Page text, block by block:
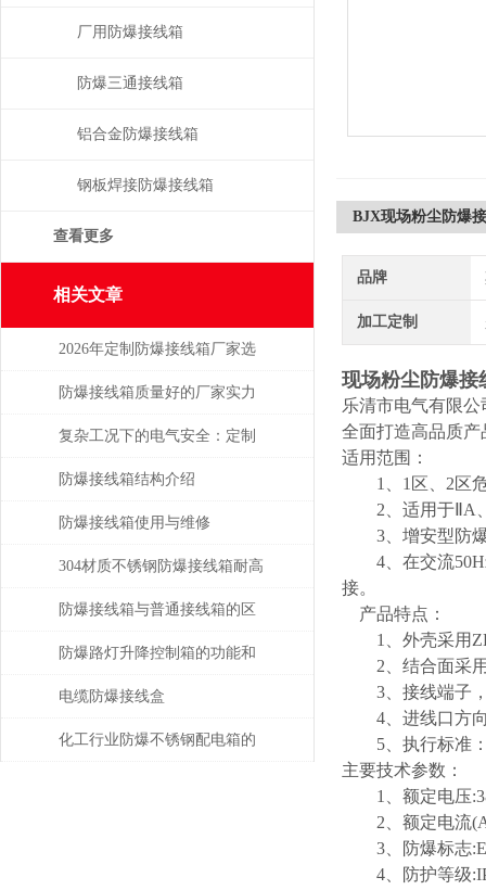
BJX现场粉尘防爆
品牌
加工定制
现场粉尘防爆接
乐清市电气有限
全面打造高品质
适用范围：
1、1区、2区危
2、适用于ⅡA、
3、增安型防爆
4、在交流50Hz
接。
产品特点：
1、外壳采用
2、结合面采用
3、接线端子，
4、进线口方向
5、执行标准：
主要技术参数：
1、额定电压
2、额定电流
3、防爆标志
4、防护等级
厂用防爆接线箱
防爆三通接线箱
铝合金防爆接线箱
钢板焊接防爆接线箱
查看更多
相关文章
2026年定制防爆接线箱厂家选
购指南
防爆接线箱质量好的厂家实力
与产品性能解读
复杂工况下的电气安全：定制
防爆接线箱优质厂家的解决方
案
防爆接线箱结构介绍
防爆接线箱使用与维修
304材质不锈钢防爆接线箱耐高
温多少
防爆接线箱与普通接线箱的区
别在哪?
防爆路灯升降控制箱的功能和
优势解析
电缆防爆接线盒
化工行业防爆不锈钢配电箱的